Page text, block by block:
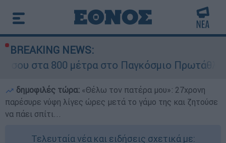
BREAKING NEWS:
μέτρα στο Παγκόσμιο Πρωτάθλημα Στίβου
δημοφιλές τώρα: «Θέλω τον πατέρα μου»: 27χρονη
παρέσυρε νύφη λίγες ώρες μετά το γάμο της και ζητούσε
να πάει σπίτι...
Τελευταία νέα και ειδήσεις σχετικά με: